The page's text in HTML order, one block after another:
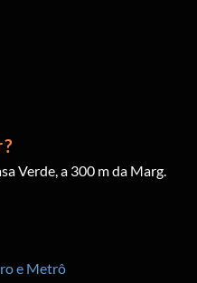
Verde, a 300 m da Marg.
e Metrô